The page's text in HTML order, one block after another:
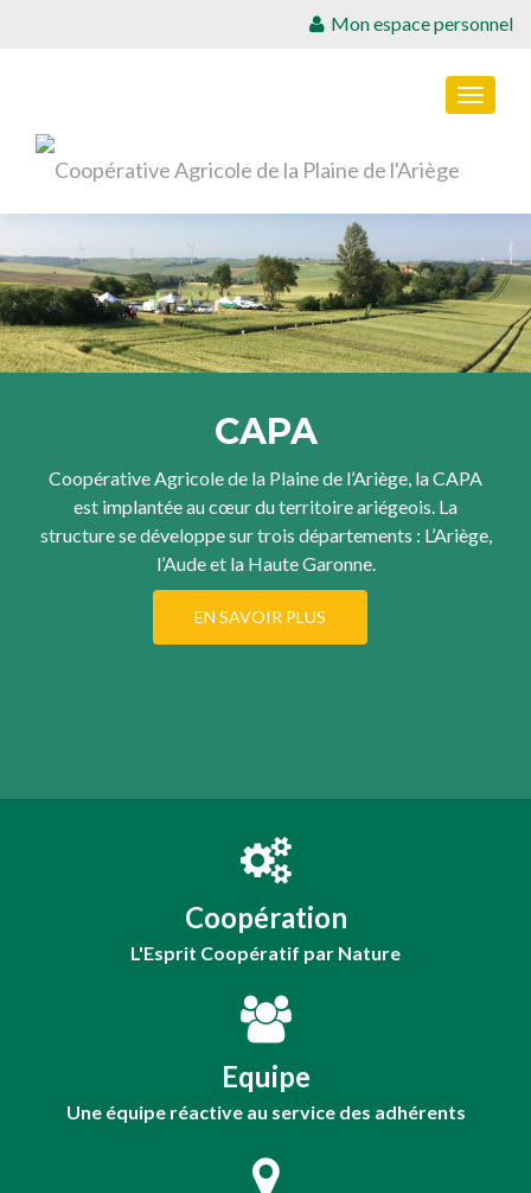
Mon espace personnel
CAPA
Coopérative Agricole de la Plaine de l’Ariège, la CAPA
est implantée au cœur du territoire ariégeois. La
structure se développe sur trois départements : L’Ariège,
l’Aude et la Haute Garonne.
EN SAVOIR PLUS
Coopération
L'Esprit Coopératif par Nature
Equipe
Une équipe réactive au service des adhérents